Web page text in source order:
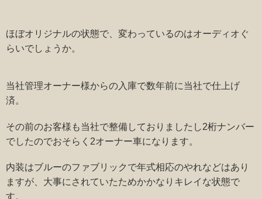
ほぼオリジナルの状態で、変わっているのはオーディオぐ
らいでしょうか。
当社管理オーナー様からの入庫で数年前に当社で仕上げ
済。
その前のお客様も当社で整備しておりましたし2桁ナンバー
でしたのでおそらく2オーナー車になります。
内装はブルーのファブリックで年式相応のやれなどはあり
ますが、大事にされていたためかかなりキレイな状態で
す。